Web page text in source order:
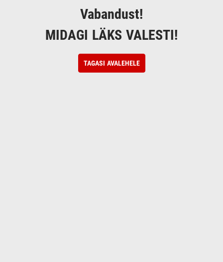
Vabandust!
MIDAGI LÄKS VALESTI!
TAGASI AVALEHELE